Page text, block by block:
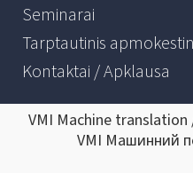
Seminarai
Tarptautinis
Kontaktai / Apklausa
VMI Machine
VMI Машинний